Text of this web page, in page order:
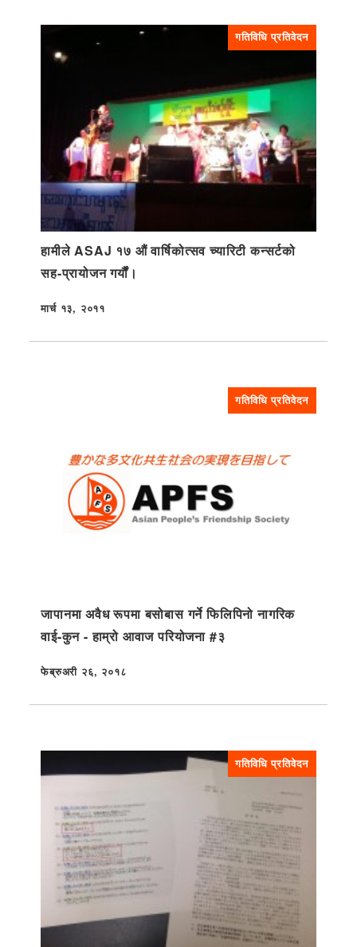
गतिविधि प्रतिवेदन
हामीले ASAJ १७ औं वार्षिकोत्सव च्यारिटी कन्सर्टको
सह-प्रायोजन गर्यौं।
प्रकाशित
मार्च १३, २०११
गतिविधि प्रतिवेदन
जापानमा अवैध रूपमा बसोबास गर्ने फिलिपिनो नागरिक
वाई-कुन - हाम्रो आवाज परियोजना #३
प्रकाशित
फेब्रुअरी २६, २०१८
गतिविधि प्रतिवेदन